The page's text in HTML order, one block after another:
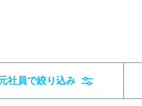
社員で絞り込み